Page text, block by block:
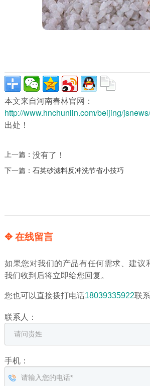
本文来自河南春林官网：
http://www.hnchunlin.com/beijing/
出处！
上一篇： 没有了！
下一篇： 石英砂滤料反冲洗节省小技巧
✥ 在线留言
如果您对我们的产品有任何需求、建议
我们收到后将立即给您回复。
您也可以直接拨打电话18039335922联
联系人：
手机：